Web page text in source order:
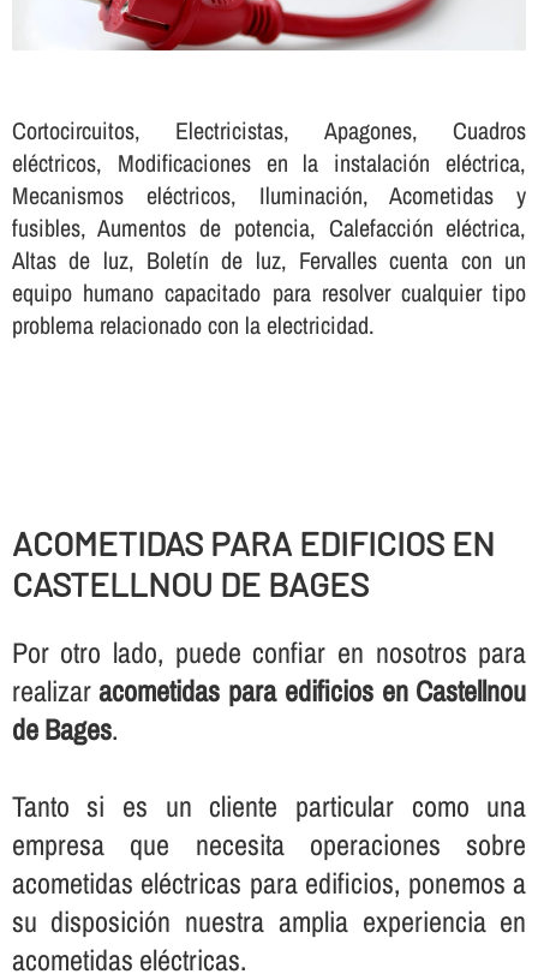
Cortocircuitos, Electricistas, Apagones, Cuadros
eléctricos, Modificaciones en la instalación eléctrica,
Mecanismos eléctricos, Iluminación, Acometidas y
fusibles, Aumentos de potencia, Calefacción eléctrica,
Altas de luz, Boletí­n de luz, Fervalles cuenta con un
equipo humano capacitado para resolver cualquier tipo
problema relacionado con la electricidad.
ACOMETIDAS PARA EDIFICIOS EN
CASTELLNOU DE BAGES
Por otro lado, puede confiar en nosotros para
realizaracometidas para edificios en Castellnou
de Bages.
Tanto si es un cliente particular como una
empresa que necesita operaciones sobre
acometidas eléctricas para edificios, ponemos a
su disposición nuestra amplia experiencia en
acometidas eléctricas.